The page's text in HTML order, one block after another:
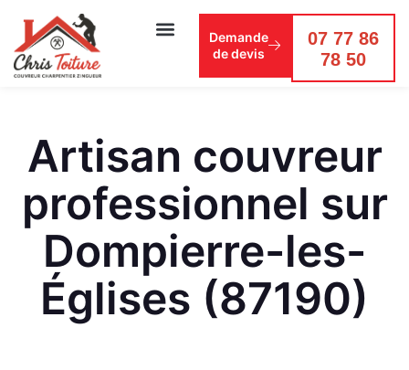
07 77 86
78 50
Demande
de devis
Artisan couvreur
professionnel sur
Dompierre-les-
Églises (87190)